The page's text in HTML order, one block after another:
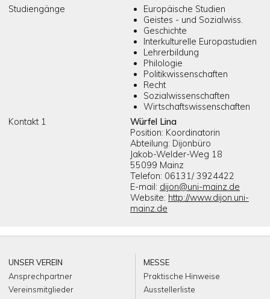
Studiengänge
Europäische Studien
Geistes - und Sozialwiss.
Geschichte
Interkulturelle Europastudien
Lehrerbildung
Philologie
Politikwissenschaften
Recht
Sozialwissenschaften
Wirtschaftswissenschaften
Kontakt 1
Würfel Lina
Position: Koordinatorin
Abteilung: Dijonbüro
Jakob-Welder-Weg 18
55099 Mainz
Telefon: 06131/ 3924422
E-mail: dijon@uni-mainz.de
Website: http://www.dijon.uni-
mainz.de
UNSER VEREIN
Ansprechpartner
Vereinsmitglieder
MESSE
Praktische Hinweise
Ausstellerliste